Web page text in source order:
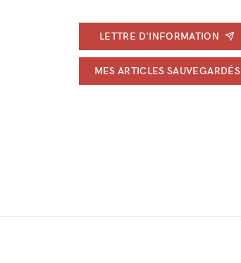
LETTRE D'INFORMATION
MES ARTICLES SAUVEGARDÉS